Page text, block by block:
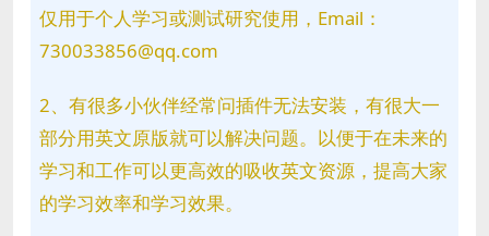
仅用于个人学习或测试研究使用，Email：
730033856@qq.com
2、有很多小伙伴经常问插件无法安装，有很大一
部分用英文原版就可以解决问题。以便于在未来的
学习和工作可以更高效的吸收英文资源，提高大家
的学习效率和学习效果。